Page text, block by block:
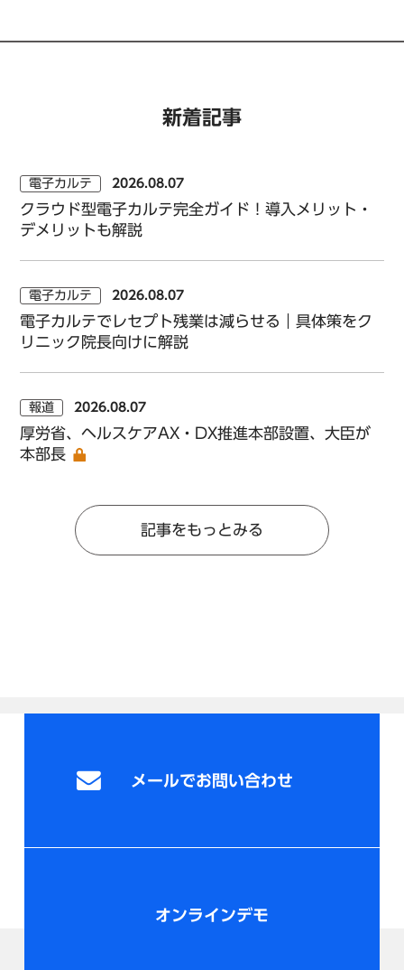
新着記事
電子カルテ 2026.08.07
クラウド型電子カルテ完全ガイド！導入メリット・
デメリットも解説
電子カルテ 2026.08.07
電子カルテでレセプト残業は減らせる｜具体策をク
リニック院長向けに解説
報道 2026.08.07
厚労省、ヘルスケアAX・DX推進本部設置、大臣が
本部長
記事をもっとみる
メールでお問い合わせ
オンラインデモ